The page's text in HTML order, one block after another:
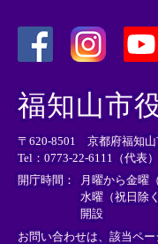
外
部
リ
ン
ク
＞
外
リ
ン
ク
＞
外
部
ン
ク
＞
福知山市
〒620-8501 京都府福知山
Tel：0773-22-6111（代表）
開庁時間：
月曜から金曜
水曜（祝日除
開設
お問い合わせは、該当ペ